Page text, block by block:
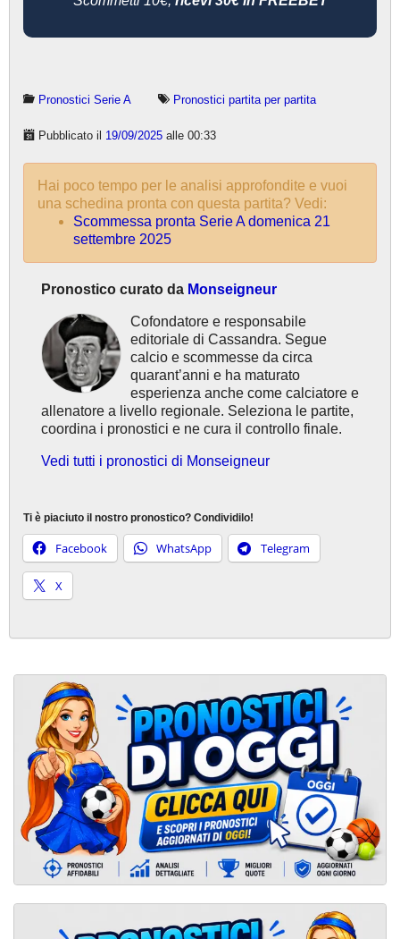
Pronostici Serie A Pronostici partita per partita
Pubblicato il 19/09/2025 alle 00:33
Hai poco tempo per le analisi approfondite e vuoi
una schedina pronta con questa partita? Vedi:
Scommessa pronta Serie A domenica 21
settembre 2025
Pronostico curato da Monseigneur
Cofondatore e responsabile
editoriale di Cassandra. Segue
calcio e scommesse da circa
quarant’anni e ha maturato
esperienza anche come calciatore e
allenatore a livello regionale. Seleziona le partite,
coordina i pronostici e ne cura il controllo finale.
Vedi tutti i pronostici di Monseigneur
Ti è piaciuto il nostro pronostico? Condividilo!
Facebook WhatsApp Telegram
X